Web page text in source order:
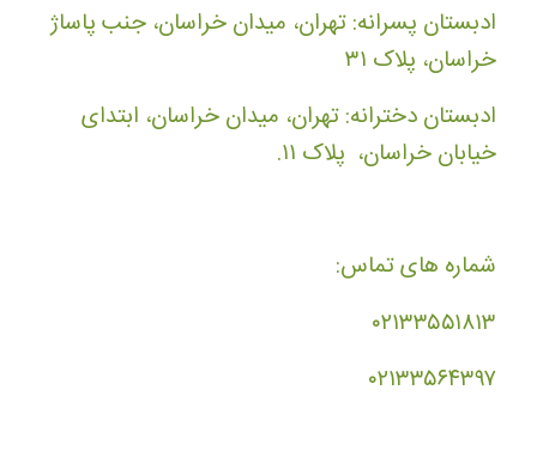
ادبستان پسرانه: تهران، میدان خراسان، جنب پاساژ
خراسان، پلاک ۳۱
ادبستان دخترانه: تهران، میدان خراسان، ابتدای
خیابان خراسان، پلاک ۱۱.
شماره های تماس:
۰۲۱۳۳۵۵۱۸۱۳
۰۲۱۳۳۵۶۴۳۹۷